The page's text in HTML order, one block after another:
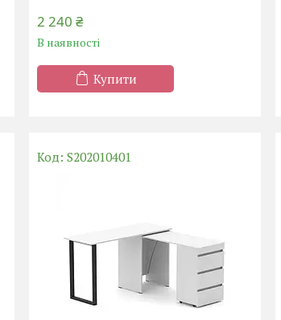
2 240 ₴
В наявності
Купити
S202010401